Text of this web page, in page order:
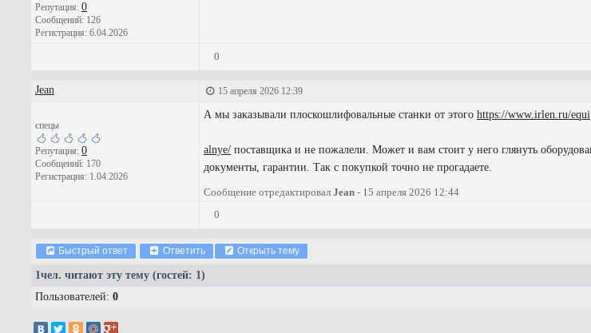
Репутация: 0
Сообщений: 126
Регистрация: 6.04.2026
0
Jean 15 апреля 2026 12:39
спецы
Репутация: 0
Сообщений: 170
Регистрация: 1.04.2026
А мы заказывали плоскошлифовальные станки от этого https://www.irlen.ru/
alnye/ поставщика и не пожалели. Может и вам стоит у него глянуть
документы, гарантии. Так с покупкой точно не прогадаете.
Сообщение отредактировал Jean - 15 апреля 2026 12:44
0
Быстрый ответ Ответить Открыть тему
1чел. читают эту тему (гостей: 1)
Пользователей: 0